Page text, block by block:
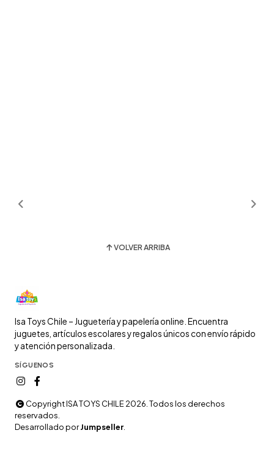
VOLVER ARRIBA
Isa Toys Chile – Juguetería y papelería online. Encuentra
juguetes, artículos escolares y regalos únicos con envío rápido
y atención personalizada.
SÍGUENOS
Copyright ISA TOYS CHILE 2026. Todos los derechos
reservados.
Desarrollado porJumpseller